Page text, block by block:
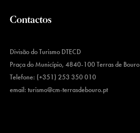
Contactos
Divisão do Turismo DTECD
Praça do Município, 4840-100 Terras de Bouro
Telefone: (+351) 253 350 010
email: turismo@cm-terrasdebouro.pt